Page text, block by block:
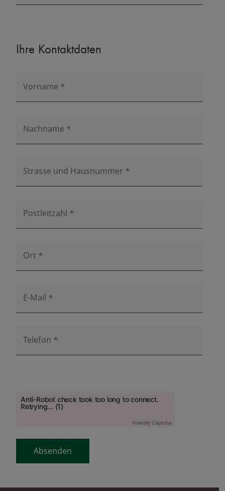
Ihre Kontaktdaten
Vorname *
Nachname *
Strasse und Hausnummer *
Postleitzahl *
Ort *
E-Mail *
Telefon *
Anti-Robot check took too long to connect.
Retrying... (1)
Friendly Captcha
Absenden